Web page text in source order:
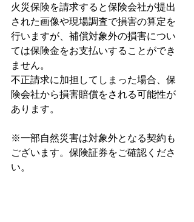
火災保険を請求すると保険会社が提出
された画像や現場調査で損害の算定を
行いますが、補償対象外の損害につい
ては保険金をお支払いすることができ
ません。
不正請求に加担してしまった場合、保
険会社から損害賠償をされる可能性が
あります。
※一部自然災害は対象外となる契約も
ございます。保険証券をご確認くださ
い。